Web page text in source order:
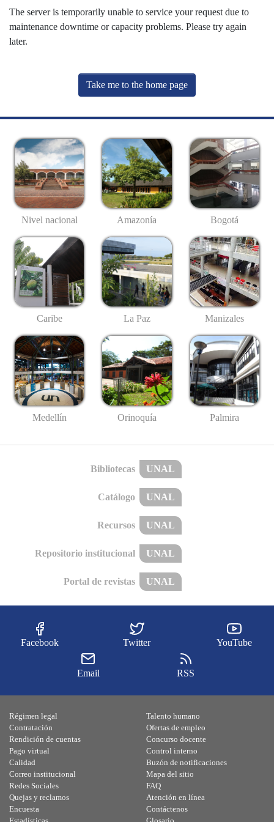
The server is temporarily unable to service your request due to
maintenance downtime or capacity problems. Please try again
later.
Take me to the home page
Nivel nacional Amazonía Bogotá
Caribe La Paz Manizales
Medellín Orinoquía Palmira
Bibliotecas UNAL
Catálogo UNAL
Recursos UNAL
Repositorio institucional UNAL
Portal de revistas UNAL
Facebook Twitter YouTube
Email RSS
Régimen legal
Contratación
Rendición de cuentas
Pago virtual
Calidad
Talento humano
Ofertas de empleo
Concurso docente
Control interno
Buzón de notificaciones
Correo institucional
Redes Sociales
Quejas y reclamos
Encuesta
Mapa del sitio
FAQ
Atención en línea
Contáctenos